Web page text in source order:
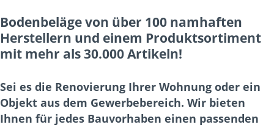
Bodenbeläge von über 100 namhaften
Herstellern und einem Produktsortiment
mit mehr als 30.000 Artikeln!
Sei es die Renovierung Ihrer Wohnung oder ein
Objekt aus dem Gewerbebereich. Wir bieten
Ihnen für jedes Bauvorhaben einen passenden